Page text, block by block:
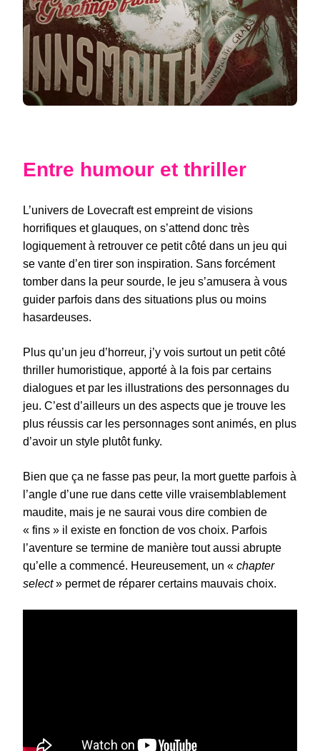
Entre humour et thriller
L’univers de Lovecraft est empreint de visions
horrifiques et glauques, on s’attend donc très
logiquement à retrouver ce petit côté dans un jeu qui
se vante d’en tirer son inspiration. Sans forcément
tomber dans la peur sourde, le jeu s’amusera à vous
guider parfois dans des situations plus ou moins
hasardeuses.
Plus qu’un jeu d’horreur, j’y vois surtout un petit côté
thriller humoristique, apporté à la fois par certains
dialogues et par les illustrations des personnages du
jeu. C’est d’ailleurs un des aspects que je trouve les
plus réussis car les personnages sont animés, en plus
d’avoir un style plutôt funky.
Bien que ça ne fasse pas peur, la mort guette parfois à
l’angle d’une rue dans cette ville vraisemblablement
maudite, mais je ne saurai vous dire combien de
« fins » il existe en fonction de vos choix. Parfois
l’aventure se termine de manière tout aussi abrupte
qu’elle a commencé. Heureusement, un « chapter
select» permet de réparer certains mauvais choix.